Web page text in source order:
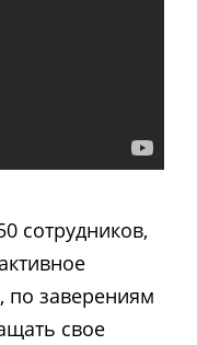
сотрудников,
по заверениям
свое